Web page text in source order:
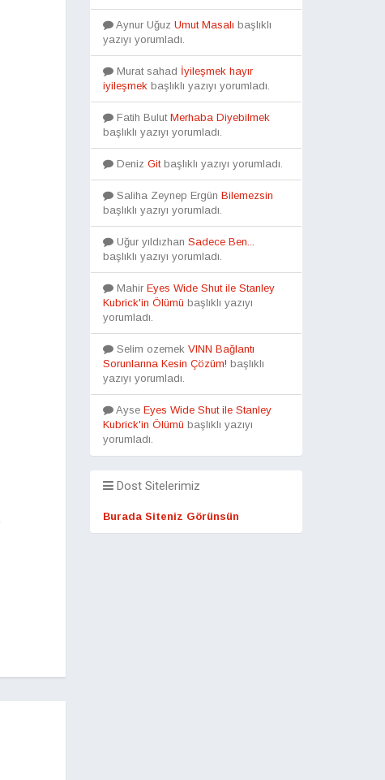
Aynur Uğuz Umut Masalı başlıklı
yazıyı yorumladı.
Murat sahad İyileşmek hayır
iyileşmekbaşlıklı yazıyı yorumladı.
Fatih Bulut Merhaba Diyebilmek
başlıklı yazıyı yorumladı.
Deniz Gitbaşlıklı yazıyı yorumladı.
Saliha Zeynep Ergün Bilemezsin
başlıklı yazıyı yorumladı.
Uğur yıldızhan Sadece Ben...
başlıklı yazıyı yorumladı.
Mahir Eyes Wide Shut ile Stanley
Kubrick'in Ölümü başlıklı yazıyı
yorumladı.
Selim ozemek VINN Bağlantı
Sorunlarına Kesin Çözüm! başlıklı
yazıyı yorumladı.
Ayse Eyes Wide Shut ile Stanley
Kubrick'in Ölümü başlıklı yazıyı
yorumladı.
Dost Sitelerimiz
Burada Siteniz Görünsün